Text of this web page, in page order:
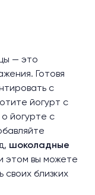
— это
Готовя
с
йогурт с
йогурте с
шоколадные
этом вы можете
своих близких